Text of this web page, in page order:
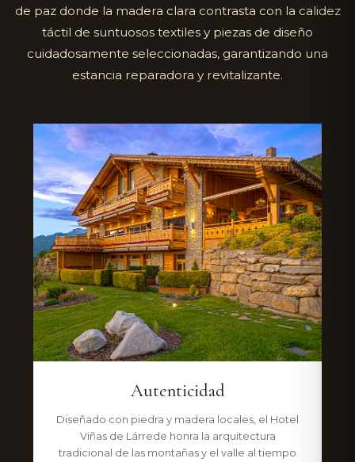
de paz donde la madera clara contrasta con la calidez
táctil de suntuosos textiles y piezas de diseño
cuidadosamente seleccionadas, garantizando una
estancia reparadora y revitalizante.
Autenticidad
Diseñado con piedra y madera locales, el Hotel
Viñas de Lárrede honra la arquitectura
tradicional de las montañas y el valle al tiempo